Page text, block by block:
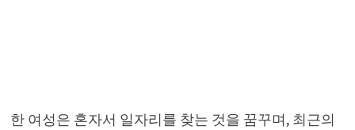
한 여성은 혼자서 일자리를 찾는 것을 꿈꾸며, 최근의